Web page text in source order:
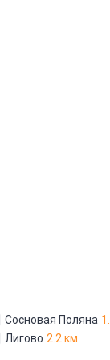
Сосновая Поляна
Лигово 2.2 км